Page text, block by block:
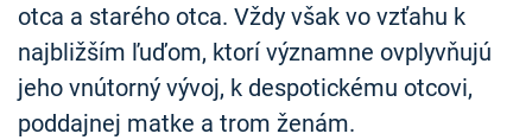
otca a starého otca. Vždy však vo vzťahu k
najbližším ľuďom, ktorí významne ovplyvňujú
jeho vnútorný vývoj, k despotickému otcovi,
poddajnej matke a trom ženám.